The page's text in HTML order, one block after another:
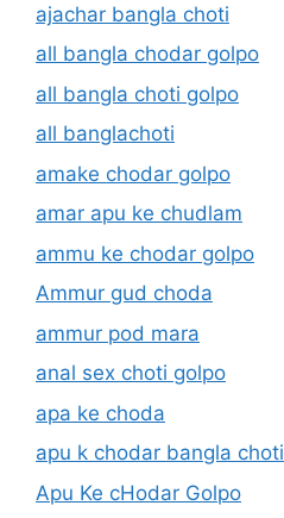
ajachar bangla choti
all bangla chodar golpo
all bangla choti golpo
all banglachoti
amake chodar golpo
amar apu ke chudlam
ammu ke chodar golpo
Ammur gud choda
ammur pod mara
anal sex choti golpo
apa ke choda
apu k chodar bangla choti
Apu Ke cHodar Golpo